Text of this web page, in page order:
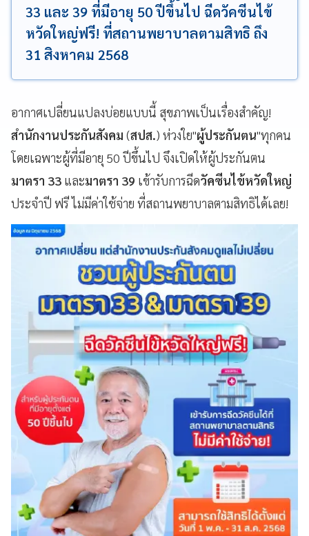
33 และ 39 ที่มีอายุ 50 ปีขึ้นไป ฉีดวัคซีนไข้
หวัดใหญ่ฟรี! ที่สถานพยาบาลตามสิทธิ ถึง
31 สิงหาคม 2568
อากาศเปลี่ยนแปลงบ่อยแบบนี้ สุขภาพเป็นเรื่องสำคัญ!
สำนักงานประกันสังคม (สปส.) ห่วงใย"ผู้ประกันตน"ทุกคน
โดยเฉพาะผู้ที่มีอายุ 50 ปีขึ้นไป จึงเปิดให้ผู้ประกันตน
มาตรา 33 และมาตรา 39 เข้ารับการฉีดวัคซีนไข้หวัดใหญ่
ประจำปี ฟรี ไม่มีค่าใช้จ่าย ที่สถานพยาบาลตามสิทธิได้เลย!